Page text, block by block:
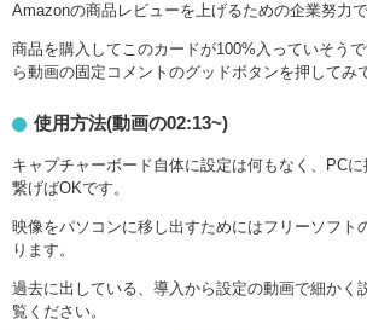
Amazonの商品レビューを上げるための企業努力で
商品を購入してこのカードが100%入っていそう
ら動画の固定コメントのグッドボタンを押してみ
使用方法(動画の02:13~)
キャプチャーボード自体に設定は何もなく、PC
繋げばOKです。
映像をパソコンに移し出すためにはフリーソフト
ります。
過去に出している、導入から設定の動画で細かく
覧ください。